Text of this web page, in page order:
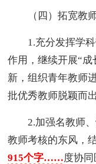
（四）拓宽教
1.充分发挥学
作用，继续开展“
新，组织青年教师
批优秀教师脱颖而出
2.加强名教师
教师考核的东风，
915个字……度协